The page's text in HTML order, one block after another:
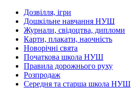
Дозвілля, ігри
Дошкільне навчання НУШ
Журнали, свідоцтва, дипломи
Карти, плакати, наочність
Новорічні свята
Початкова школа НУШ
Правила дорожнього руху
Розпродаж
Середня та старша школа НУШ